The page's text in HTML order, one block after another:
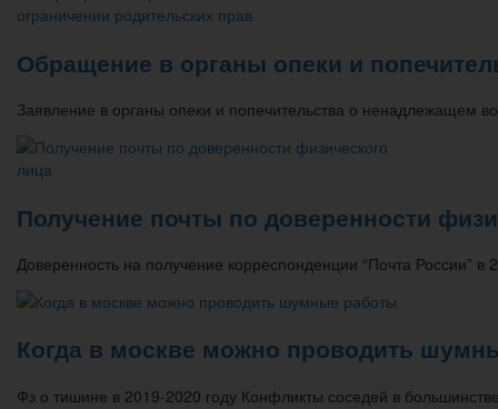
Обращение в органы опеки и
Заявление в органы опеки и попечительства о ненадлежащем
Получение почты по доверенности
Доверенность на получение корреспонденции “Почта России”
Когда в москве можно проводить
Фз о тишине в 2019-2020 году Конфликты соседей в